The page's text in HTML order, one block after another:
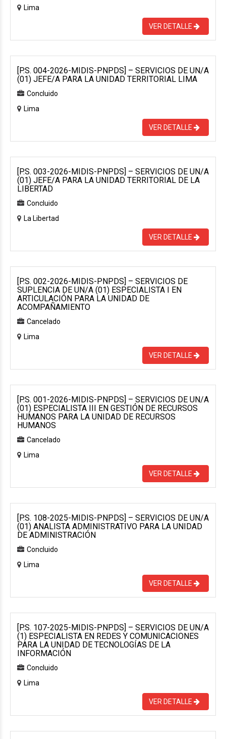
Lima
VER DETALLE
[P.S. 004-2026-MIDIS-PNPDS] – SERVICIOS DE UN/A
(01) JEFE/A PARA LA UNIDAD TERRITORIAL LIMA
Concluido
Lima
VER DETALLE
[P.S. 003-2026-MIDIS-PNPDS] – SERVICIOS DE UN/A
(01) JEFE/A PARA LA UNIDAD TERRITORIAL DE LA
LIBERTAD
Concluido
La Libertad
VER DETALLE
[P.S. 002-2026-MIDIS-PNPDS] – SERVICIOS DE
SUPLENCIA DE UN/A (01) ESPECIALISTA I EN
ARTICULACIÓN PARA LA UNIDAD DE
ACOMPAÑAMIENTO
Cancelado
Lima
VER DETALLE
[P.S. 001-2026-MIDIS-PNPDS] – SERVICIOS DE UN/A
(01) ESPECIALISTA III EN GESTIÓN DE RECURSOS
HUMANOS PARA LA UNIDAD DE RECURSOS
HUMANOS
Cancelado
Lima
VER DETALLE
[P.S. 108-2025-MIDIS-PNPDS] – SERVICIOS DE UN/A
(01) ANALISTA ADMINISTRATIVO PARA LA UNIDAD
DE ADMINISTRACIÓN
Concluido
Lima
VER DETALLE
[P.S. 107-2025-MIDIS-PNPDS] – SERVICIOS DE UN/A
(1) ESPECIALISTA EN REDES Y COMUNICACIONES
PARA LA UNIDAD DE TECNOLOGÍAS DE LA
INFORMACIÓN
Concluido
Lima
VER DETALLE